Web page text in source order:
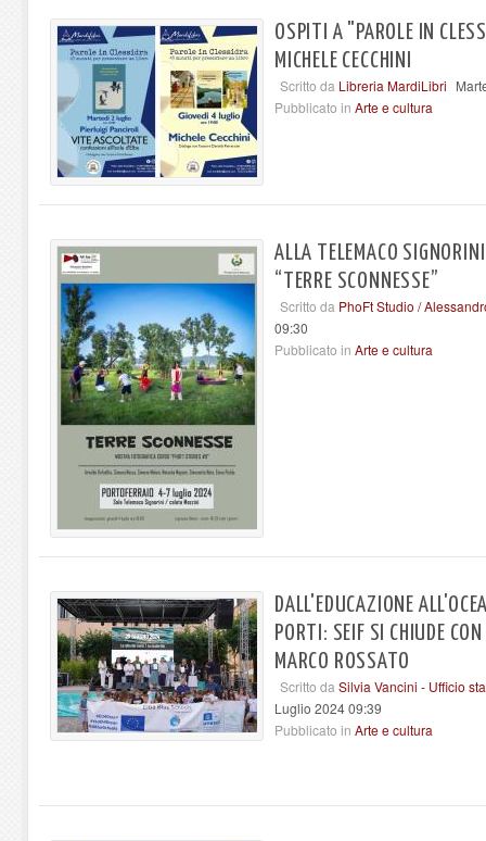
OSPITI A "PAROLE IN
MICHELE CECCHINI
Scritto da Libreria MardiLibri
Pubblicato in Arte e cultura
ALLA TELEMACO
“TERRE SCONNESSE”
Scritto da PhoFt Studio /
09:30
Pubblicato in Arte e cultura
DALL'EDUCAZIONE
PORTI: SEIF SI CHIUDE
MARCO ROSSATO
Scritto da Silvia Vancini - Ufficio
Luglio 2024 09:39
Pubblicato in Arte e cultura